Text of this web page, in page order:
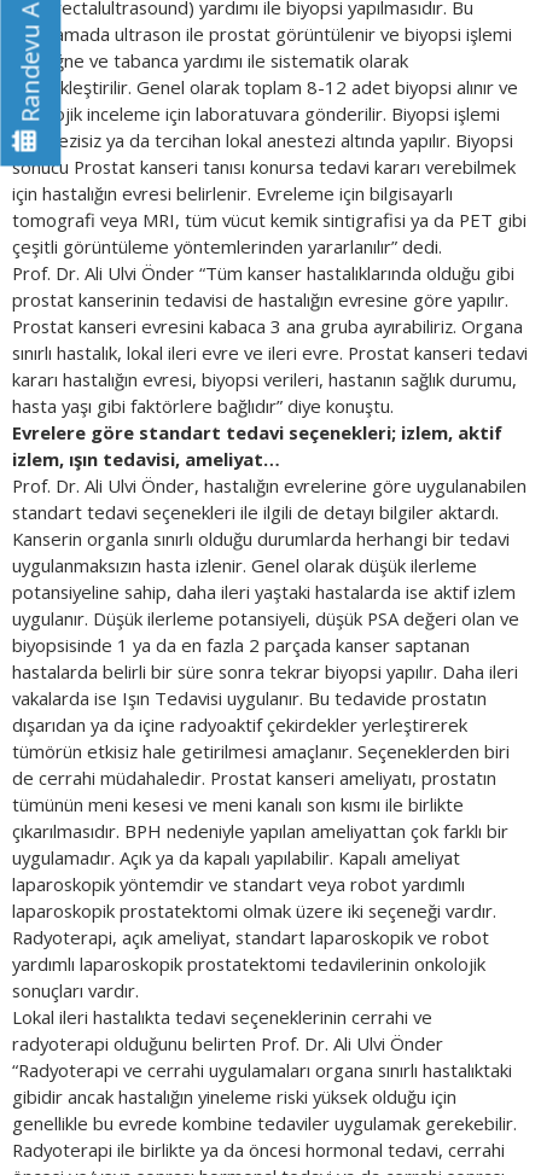
transrectalultrasound) yardımı ile biyopsi yapılmasıdır. Bu
uygulamada ultrason ile prostat görüntülenir ve biyopsi işlemi
özel iğne ve tabanca yardımı ile sistematik olarak
gerçekleştirilir. Genel olarak toplam 8-12 adet biyopsi alınır ve
patolojik inceleme için laboratuvara gönderilir. Biyopsi işlemi
anestezisiz ya da tercihan lokal anestezi altında yapılır. Biyopsi
sonucu Prostat kanseri tanısı konursa tedavi kararı verebilmek
için hastalığın evresi belirlenir. Evreleme için bilgisayarlı
tomografi veya MRI, tüm vücut kemik sintigrafisi ya da PET gibi
çeşitli görüntüleme yöntemlerinden yararlanılır” dedi.
Prof. Dr. Ali Ulvi Önder “Tüm kanser hastalıklarında olduğu gibi
prostat kanserinin tedavisi de hastalığın evresine göre yapılır.
Prostat kanseri evresini kabaca 3 ana gruba ayırabiliriz. Organa
sınırlı hastalık, lokal ileri evre ve ileri evre. Prostat kanseri tedavi
kararı hastalığın evresi, biyopsi verileri, hastanın sağlık durumu,
hasta yaşı gibi faktörlere bağlıdır” diye konuştu.
Evrelere göre standart tedavi seçenekleri; izlem, aktif
izlem, ışın tedavisi, ameliyat…
Prof. Dr. Ali Ulvi Önder, hastalığın evrelerine göre uygulanabilen
standart tedavi seçenekleri ile ilgili de detayı bilgiler aktardı.
Kanserin organla sınırlı olduğu durumlarda herhangi bir tedavi
uygulanmaksızın hasta izlenir. Genel olarak düşük ilerleme
potansiyeline sahip, daha ileri yaştaki hastalarda ise aktif izlem
uygulanır. Düşük ilerleme potansiyeli, düşük PSA değeri olan ve
biyopsisinde 1 ya da en fazla 2 parçada kanser saptanan
hastalarda belirli bir süre sonra tekrar biyopsi yapılır. Daha ileri
vakalarda ise Işın Tedavisi uygulanır. Bu tedavide prostatın
dışarıdan ya da içine radyoaktif çekirdekler yerleştirerek
tümörün etkisiz hale getirilmesi amaçlanır. Seçeneklerden biri
de cerrahi müdahaledir. Prostat kanseri ameliyatı, prostatın
tümünün meni kesesi ve meni kanalı son kısmı ile birlikte
çıkarılmasıdır. BPH nedeniyle yapılan ameliyattan çok farklı bir
uygulamadır. Açık ya da kapalı yapılabilir. Kapalı ameliyat
laparoskopik yöntemdir ve standart veya robot yardımlı
laparoskopik prostatektomi olmak üzere iki seçeneği vardır.
Radyoterapi, açık ameliyat, standart laparoskopik ve robot
yardımlı laparoskopik prostatektomi tedavilerinin onkolojik
sonuçları vardır.
Lokal ileri hastalıkta tedavi seçeneklerinin cerrahi ve
radyoterapi olduğunu belirten Prof. Dr. Ali Ulvi Önder
“Radyoterapi ve cerrahi uygulamaları organa sınırlı hastalıktaki
gibidir ancak hastalığın yineleme riski yüksek olduğu için
genellikle bu evrede kombine tedaviler uygulamak gerekebilir.
Radyoterapi ile birlikte ya da öncesi hormonal tedavi, cerrahi
Randevu Al